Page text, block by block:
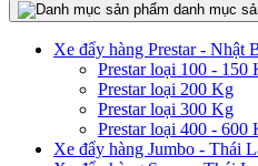
danh mục
Xe đẩy hàng Prestar - Nhật
Prestar loại 100 - 150
Prestar loại 200 Kg
Prestar loại 300 Kg
Prestar loại 400 - 600
Xe đẩy hàng Jumbo - Thái